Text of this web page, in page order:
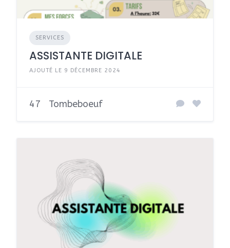
SERVICES
ASSISTANTE DIGITALE
AJOUTÉ LE 9 DÉCEMBRE 2024
47 Tombeboeuf